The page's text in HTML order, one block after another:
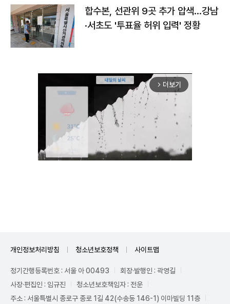
합수본, 선관위 9곳 추가 압색…강남
·서초도 '투표율 허위 입력' 정황
arrow_forward_ios 더보기
개인정보처리방침 청소년보호정책 사이트맵
정기간행등록번호 : 서울 아 00493
회장·발행인 : 곽영길
사장·편집인 : 임규진
청소년보호책임자 : 전운
주소 : 서울특별시 종로구 종로 1길 42(수송동 146-1) 이마빌딩 11층